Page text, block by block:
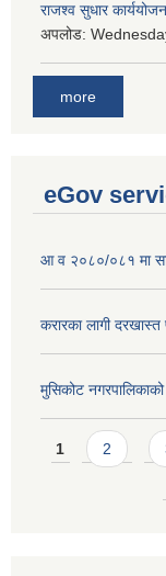
राजश्व सुधार
अपलोड:
more
eGov
आ व २०८०/०८१ मा
करारका लागी दरखास्त
मुसिकोट
Pages
1 2